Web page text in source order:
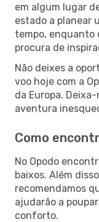
em algum lugar
estado a planear
tempo, enquanto
procura de
Não deixes a
voo hoje com a
da Europa.
aventura
Como
No Opodo
baixos. Além
recomendamos
ajudarão a
conforto.